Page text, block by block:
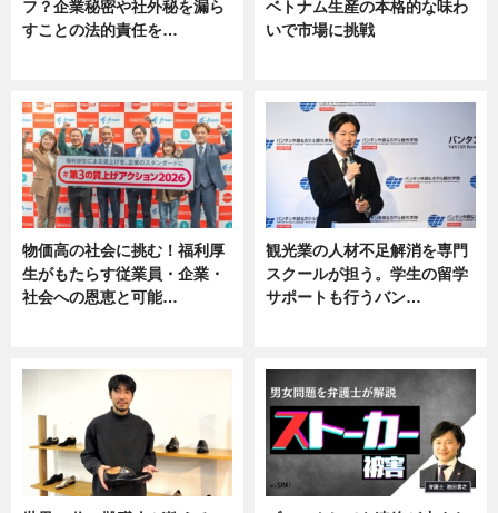
フ？企業秘密や社外秘を漏ら
すことの法的責任を…
ベトナム生産の本格的な味わ
いで市場に挑戦
物価高の社会に挑む！福利厚
生がもたらす従業員・企業・
社会への恩恵と可能…
観光業の人材不足解消を専門
スクールが担う。学生の留学
サポートも行うバン…